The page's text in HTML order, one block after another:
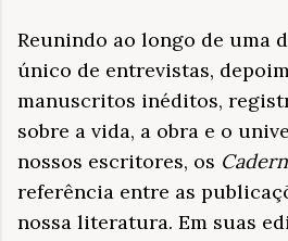
Reunindo ao longo de uma
único de entrevistas,
manuscritos inéditos,
sobre a vida, a obra e o
nossos escritores, os
referência entre as
nossa literatura. Em suas